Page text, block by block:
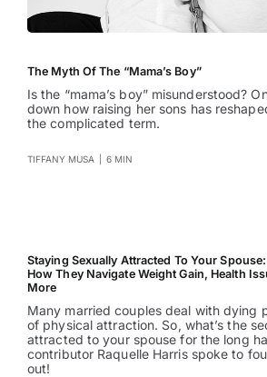
The Myth Of The “Mama’s Boy”
Is the “mama’s boy” misunderstood?
down how raising her sons has
the complicated term.
TIFFANY MUSA 6 MIN
Staying Sexually Attracted To Your
How They Navigate Weight Gain, Health
More
Many married couples deal with dying
of physical attraction. So, what’s the
attracted to your spouse for the long
contributor Raquelle Harris spoke to
out!